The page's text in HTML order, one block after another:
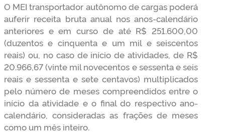
O MEI transportador autônomo de cargas poderá
auferir receita bruta anual nos anos-calendário
anteriores e em curso de até R$ 251.600,00
(duzentos e cinquenta e um mil e seiscentos
reais) ou, no caso de início de atividades, de R$
20.966,67 (vinte mil novecentos e sessenta e seis
reais e sessenta e sete centavos) multiplicados
pelo número de meses compreendidos entre o
início da atividade e o final do respectivo ano-
calendário, consideradas as frações de meses
como um mês inteiro.